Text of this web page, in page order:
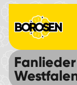
Inhalt
springen